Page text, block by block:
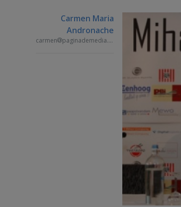
Carmen Maria
Andronache
carmen paginademedia.ro